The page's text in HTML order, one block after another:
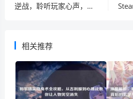
逆战，聆听玩家心声，携手共筑热血战场
相关推荐